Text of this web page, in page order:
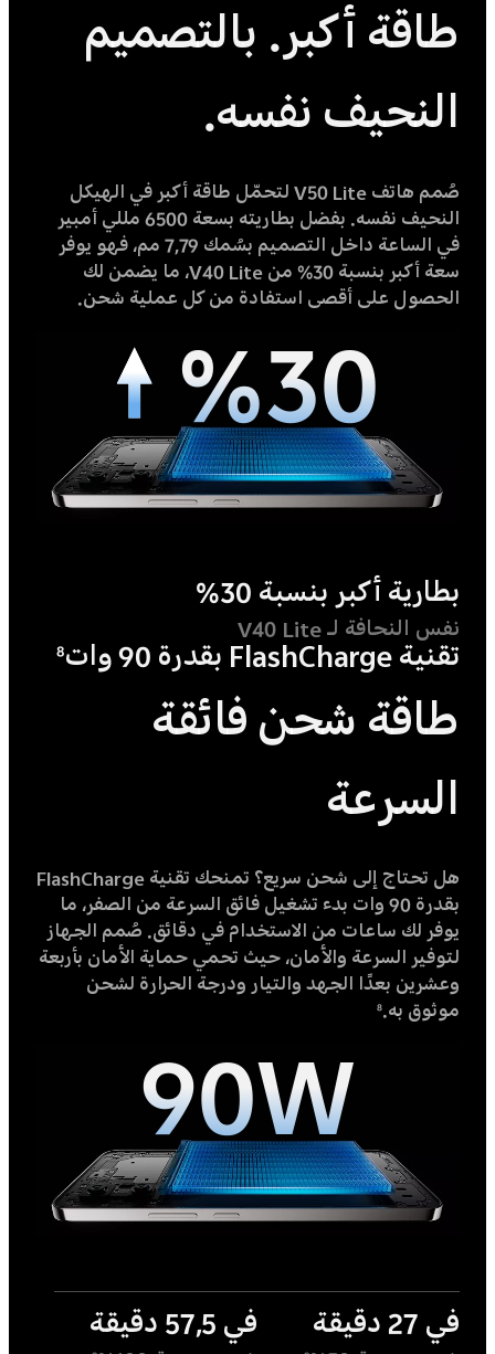
طاقة أكبر. بالتصميم
النحيف نفسه.
صُمم هاتف V50 Lite لتحمّل طاقة أكبر في الهيكل
النحيف نفسه. بفضل بطاريته بسعة 6500 مللي أمبير
في الساعة داخل التصميم بسُمك 7,79 مم، فهو يوفر
سعة أكبر بنسبة 30% من V40 Lite، ما يضمن لك
الحصول على أقصى استفادة من كل عملية شحن.
%30
بطارية أكبر بنسبة 30%
نفس النحافة لـ V40 Lite
تقنية FlashCharge بقدرة 90 وات 8
طاقة شحن فائقة
السرعة
هل تحتاج إلى شحن سريع؟ تمنحك تقنية FlashCharge
بقدرة 90 وات بدء تشغيل فائق السرعة من الصفر، ما
يوفر لك ساعات من الاستخدام في دقائق. صُمم الجهاز
لتوفير السرعة والأمان، حيث تحمي حماية الأمان بأربعة
وعشرين بعدًا الجهد والتيار ودرجة الحرارة لشحن
موثوق به.8
90W
في 27 دقيقة في 57,5 دقيقة